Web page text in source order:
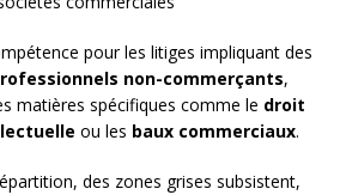
pour les litiges impliquant des
non-commerçants,
matières spécifiques comme le droit
ou les baux commerciaux.
des zones grises subsistent,